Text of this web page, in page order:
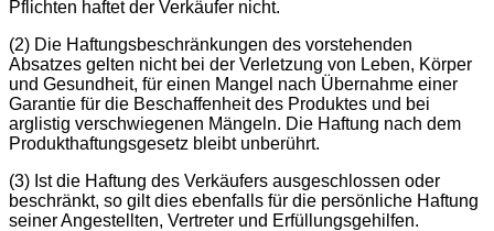
Pflichten haftet der Verkäufer nicht.
(2) Die Haftungsbeschränkungen des vorstehenden
Absatzes gelten nicht bei der Verletzung von Leben, Körper
und Gesundheit, für einen Mangel nach Übernahme einer
Garantie für die Beschaffenheit des Produktes und bei
arglistig verschwiegenen Mängeln. Die Haftung nach dem
Produkthaftungsgesetz bleibt unberührt.
(3) Ist die Haftung des Verkäufers ausgeschlossen oder
beschränkt, so gilt dies ebenfalls für die persönliche Haftung
seiner Angestellten, Vertreter und Erfüllungsgehilfen.